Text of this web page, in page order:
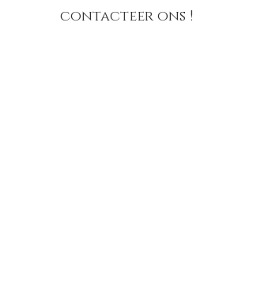
contacteer ons !